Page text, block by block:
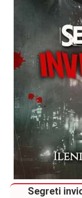
Segreti